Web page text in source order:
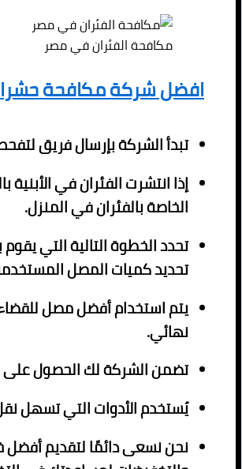
مكافحة الفئران في مصر
افضل شركة مكافحة
تبدأ الشركة بإرسال فريق
إذا انتشرت الفئران في
الخاصة بالفئران في المنزل.
تحدد الخطوة التالية التي
تحديد كميات المصل
يتم استخدام أفضل مصل
نهائي.
تضمن الشركة لك الحصول على
يُستخدم الأدوات التي تسهل
نحن نسعى دائمًا لتقديم